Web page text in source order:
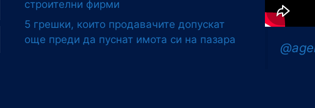
строителни фирми
5 грешки, които продавачите допускат
още преди да пуснат имота си на пазара